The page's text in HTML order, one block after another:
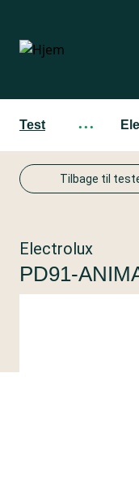
hovedindhold
Test ···
Tilbage til
Electrolux
PD91-